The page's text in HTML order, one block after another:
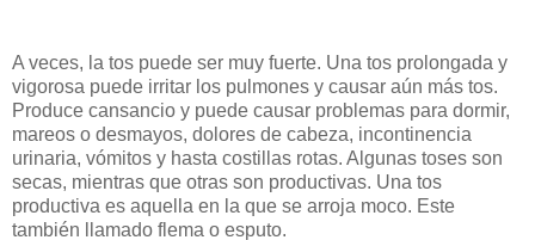
A veces, la tos puede ser muy fuerte. Una tos prolongada y
vigorosa puede irritar los pulmones y causar aún más tos.
Produce cansancio y puede causar problemas para dormir,
mareos o desmayos, dolores de cabeza, incontinencia
urinaria, vómitos y hasta costillas rotas. Algunas toses son
secas, mientras que otras son productivas. Una tos
productiva es aquella en la que se arroja moco. Este
también llamado flema o esputo.